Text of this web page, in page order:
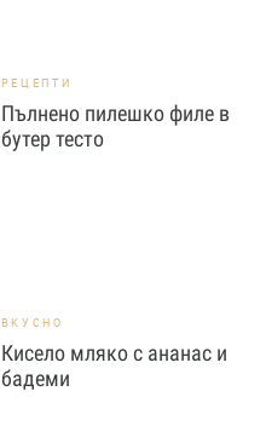
РЕЦЕПТИ
Пълнено пилешко филе в
бутер тесто
ВКУСНО
Кисело мляко с ананас и
бадеми